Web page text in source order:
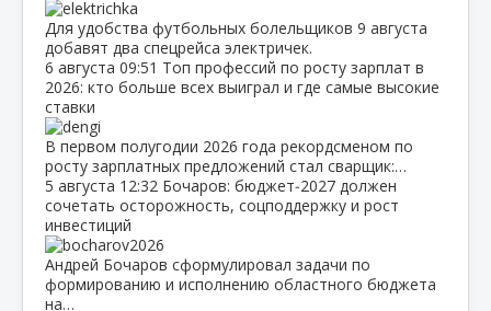
Для удобства футбольных болельщиков 9 августа
добавят два спецрейса электричек.
6 августа 09:51 Топ профессий по росту зарплат в
2026: кто больше всех выиграл и где самые высокие
ставки
В первом полугодии 2026 года рекордсменом по
росту зарплатных предложений стал сварщик:…
5 августа 12:32 Бочаров: бюджет‑2027 должен
сочетать осторожность, соцподдержку и рост
инвестиций
Андрей Бочаров сформулировал задачи по
формированию и исполнению областного бюджета
на…